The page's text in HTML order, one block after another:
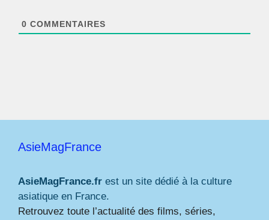
0 COMMENTAIRES
AsieMagFrance
AsieMagFrance.fr est un site dédié à la culture
asiatique en France.
Retrouvez toute l’actualité des films, séries,